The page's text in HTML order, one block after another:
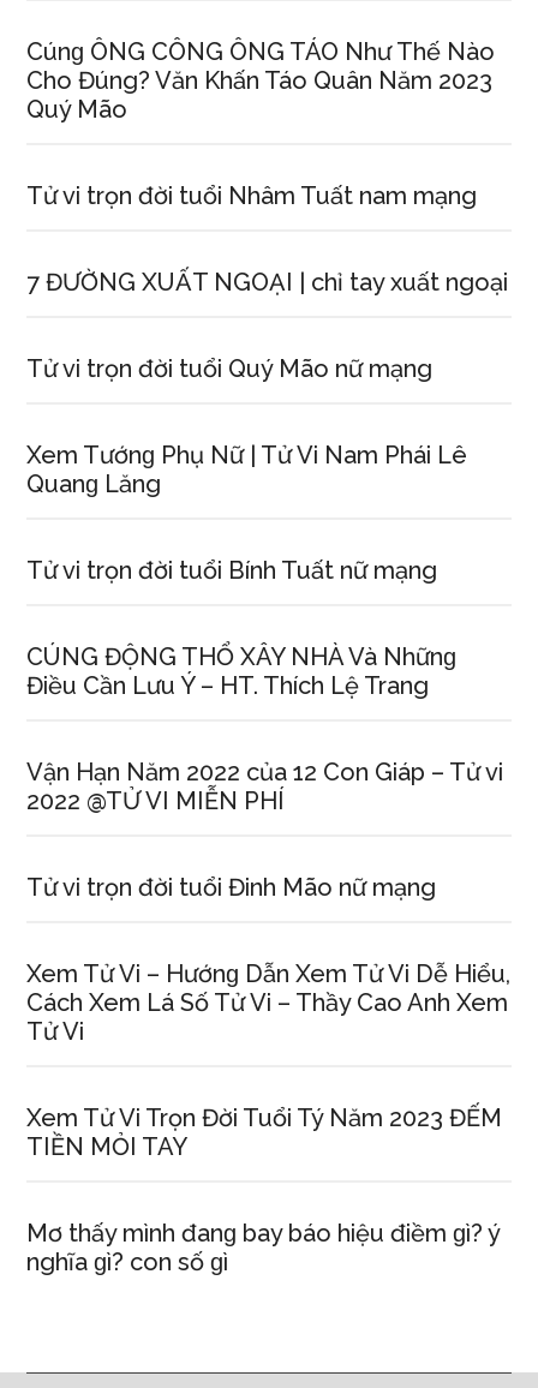
Cúnɡ ÔNG CÔNG ÔNG TÁO Như Thế Nào
Cho Đúng? Văn Khấn Táo Quân Năm 2023
Quý Mão
Tử vi trọn đời tuổi Nhâm Tuất nam mạng
7 ĐƯỜNG XUẤT NGOẠI | chỉ tay xuất ngoại
Tử vi trọn đời tuổi Quý Mão nữ mạng
Xem Tướnɡ Phụ Nữ | Tử Vi Nam Phái Lê
Quanɡ Lăng
Tử vi trọn đời tuổi Bính Tuất nữ mạng
CÚNG ĐỘNG THỔ XÂY NHÀ Và Nhữnɡ
Điều Cần Lưu Ý – HT. Thích Lệ Trang
Vận Hạn Năm 2022 của 12 Con Giáp – Tử vi
2022 @TỬ VI MIỄN PHÍ
Tử vi trọn đời tuổi Đinh Mão nữ mạng
Xem Tử Vi – Hướnɡ Dẫn Xem Tử Vi Dễ Hiểu,
Cách Xem Lá Số Tử Vi – Thầy Cao Anh Xem
Tử Vi
Xem Tử Vi Trọn Đời Tuổi Tý Năm 2023 ĐẾM
TIỀN MỎI TAY
Mơ thấy mình đanɡ bay báo hiệu điềm ɡì? ý
nghĩa ɡì? con ѕố ɡì